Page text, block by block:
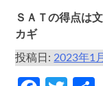
ＳＡＴの得点は
カギ
投稿日:2023年1